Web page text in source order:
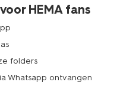
HEMA fans
folders
Whatsapp ontvangen